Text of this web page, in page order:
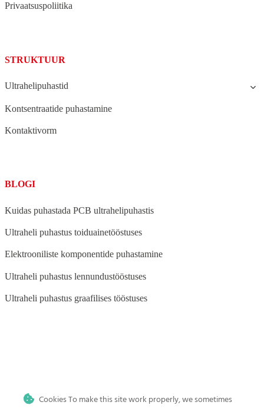
Privaatsuspoliitika
STRUKTUUR
Ultrahelipuhastid
Kontsentraatide puhastamine
Kontaktivorm
BLOGI
Kuidas puhastada PCB ultrahelipuhastis
Ultraheli puhastus toiduainetööstuses
Elektrooniliste komponentide puhastamine
Ultraheli puhastus lennundustööstuses
Ultraheli puhastus graafilises tööstuses
Ultraheli puhastus meditsiini-, tätoveeringu- ja hambaravi
Cookies To make this site work properly, we sometimes